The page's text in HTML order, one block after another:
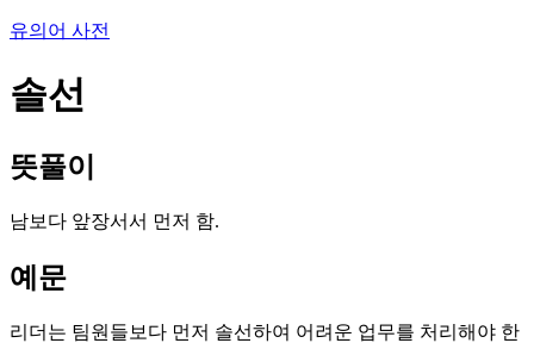
유의어 사전
솔선
뜻풀이
남보다 앞장서서 먼저 함.
예문
리더는 팀원들보다 먼저 솔선하여 어려운 업무를 처리해야 한